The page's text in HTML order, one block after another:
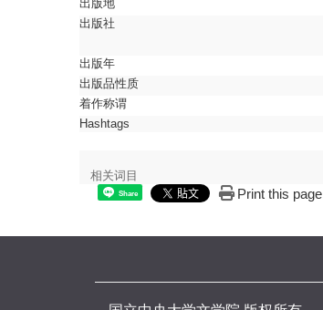
出版地
出版社
出版年
出版品性质
着作称谓
Hashtags
相关词目
Share Print this page